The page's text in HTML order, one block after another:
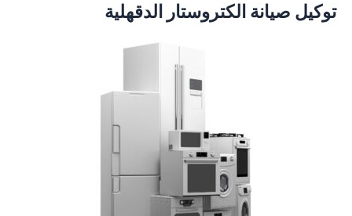
توكيل صيانة الكتروستار الدقهلية